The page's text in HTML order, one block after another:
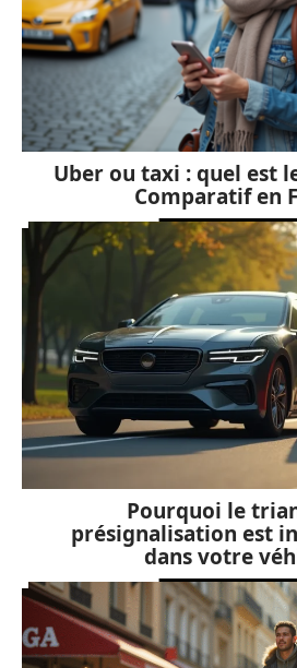
Uber ou taxi : quel est
Comparatif en
Pourquoi le
présignalisation est
dans votre